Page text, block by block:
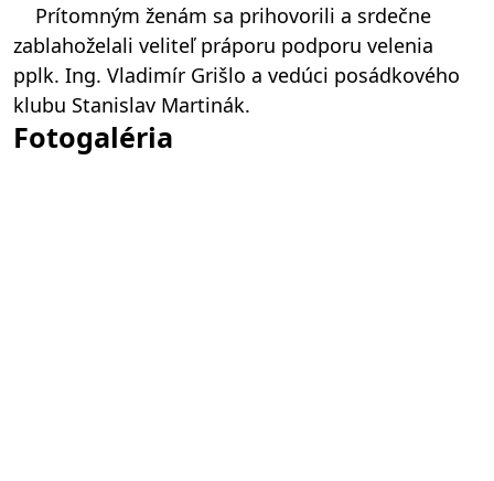
Prítomným ženám sa prihovorili a srdečne
zablahoželali veliteľ práporu podporu velenia
pplk. Ing. Vladimír Grišlo a vedúci posádkového
klubu Stanislav Martinák.
Fotogaléria